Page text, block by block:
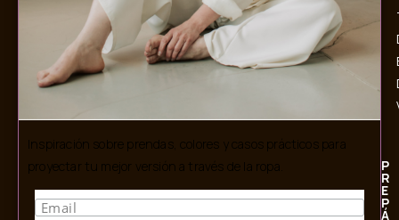
Inspiración sobre prendas, colores y casos prácticos para
proyectar tu mejor versión a través de la ropa.
P
R
E
P
Á